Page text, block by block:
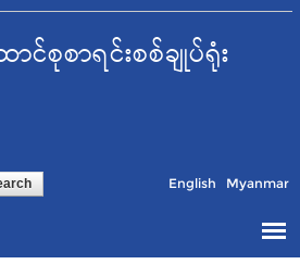
to
င်စုစာရင်းစစ်ချုပ်ရုံး
English Myanmar